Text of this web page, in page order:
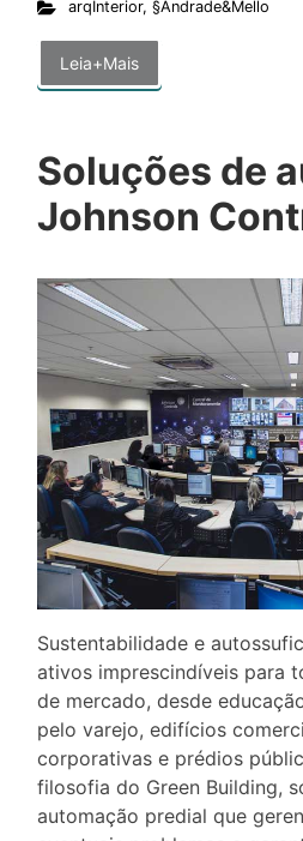
arqInterior, §Andrade&Mello
Leia+Mais
Soluções de
Johnson
Sustentabilidade e
ativos imprescindíveis para
de mercado, desde
pelo varejo, edifícios
corporativas e prédios
filosofia do Green Building,
automação predial que